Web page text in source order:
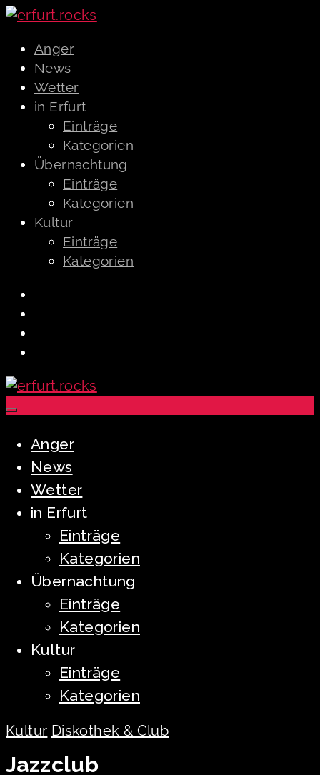
Anger
News
Wetter
in Erfurt
Einträge
Kategorien
Übernachtung
Einträge
Kategorien
Kultur
Einträge
Kategorien
Anger
News
Wetter
in Erfurt
Einträge
Kategorien
Übernachtung
Einträge
Kategorien
Kultur
Einträge
Kategorien
Kultur Diskothek & Club
Jazzclub